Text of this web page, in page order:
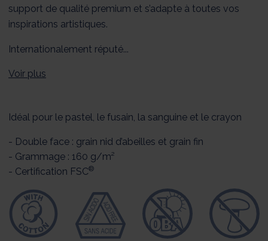
support de qualité premium et s’adapte à toutes vos
inspirations artistiques.
Internationalement réputé...
Voir plus
Idéal pour le pastel, le fusain, la sanguine et le crayon
- Double face : grain nid d’abeilles et grain fin
- Grammage : 160 g/m²
- Certification FSC®